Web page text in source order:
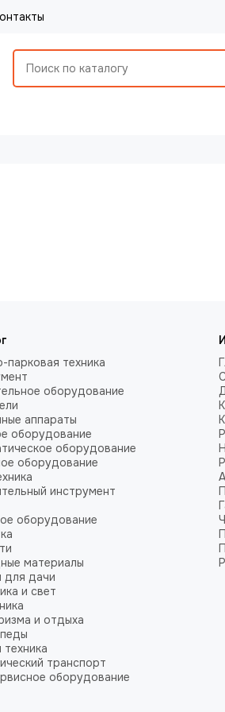
парковая техника
оборудование
аппараты
оборудование
оборудование
оборудование
инструмент
оборудование
материалы
для дачи
и свет
и отдыха
транспорт
оборудование